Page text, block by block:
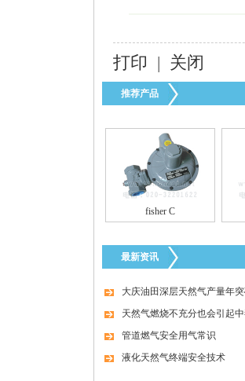
打印 | 关闭
推荐产品
fisher C
最新资讯
大庆油田深层天然气产量年
天然气燃烧不充分也会引起
管道燃气安全用气常识
液化天然气终端安全技术